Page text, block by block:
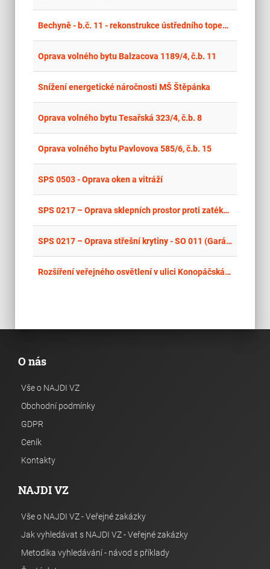
Bechyně - b.č. 11 - rekonstrukce ústředního topení, zateplení fasády a půdního prostoru
Oprava volného bytu Balzacova 1189/4, č.b. 11
Snížení energetické náročnosti MŠ Štěpánka
Oprava volného bytu Tesařská 323/4, č.b. 8
Oprava volného bytu Pavlovova 585/6, č.b. 15
SPS 0503 - Oprava oken a vitráží
SPS 0217 – Oprava sklepních prostor proti zatékání, oprava vnitřní a vnější izolace, oprava odkanalizování a související stavební opravy – SO018 (Sklady)
SPS 0217 – Oprava střešní krytiny - SO 011 (Garáž kolové techniky, STK), kas. Klokoty Tábor
Rozšíření veřejného osvětlení v ulici Konopáčská, Heřmanův Městec
O nás
Vše o NAJDI VZ
Obchodní podmínky
GDPR
Ceník
Kontakty
NAJDI VZ
Vše o NAJDI VZ - Veřejné zakázky
Jak vyhledávat s NAJDI VZ - Veřejné zakázky
Metodika vyhledávání - návod s příklady